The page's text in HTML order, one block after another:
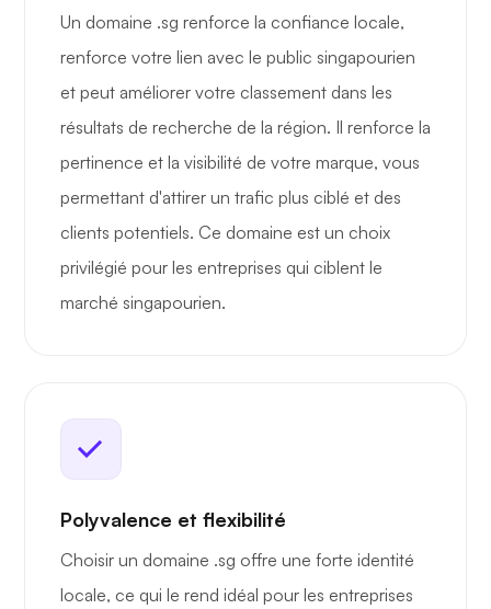
Un domaine .sg renforce la confiance locale,
renforce votre lien avec le public singapourien
et peut améliorer votre classement dans les
résultats de recherche de la région. Il renforce la
pertinence et la visibilité de votre marque, vous
permettant d'attirer un trafic plus ciblé et des
clients potentiels. Ce domaine est un choix
privilégié pour les entreprises qui ciblent le
marché singapourien.
Polyvalence et flexibilité
Choisir un domaine .sg offre une forte identité
locale, ce qui le rend idéal pour les entreprises